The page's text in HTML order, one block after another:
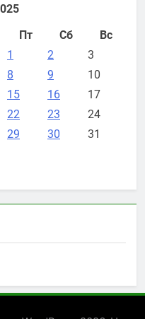
Пт Сб
Вс
1
2
3
8 9
10
15 16
17
22 23
24
29 30 31